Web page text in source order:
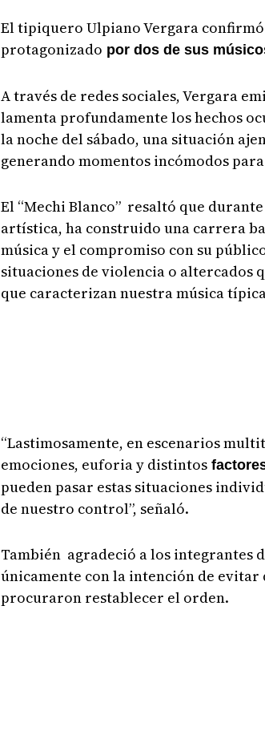
El tipiquero Ulpiano Vergara
protagonizado por dos de sus
A través de redes sociales, Vergara
lamenta profundamente los hechos
la noche del sábado, una situación
generando momentos incómodos
El “Mechi Blanco” resaltó que
artística, ha construido una carrera
música y el compromiso con su
situaciones de violencia o altercados
que caracterizan nuestra música
“Lastimosamente, en escenarios
emociones, euforia y distintos
pueden pasar estas situaciones
de nuestro control”, señaló.
También agradeció a los
únicamente con la intención de evitar
procuraron restablecer el orden.